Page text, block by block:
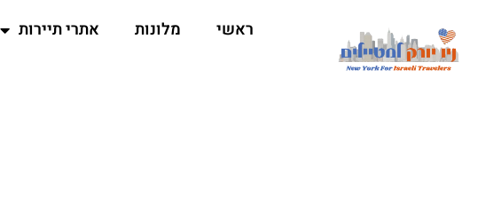
ראשי מלונות אתרי תיירות